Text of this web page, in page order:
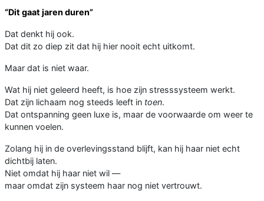
“Dit gaat jaren duren”
Dat denkt hij ook.
Dat dit zo diep zit dat hij hier nooit echt uitkomt.
Maar dat is niet waar.
Wat hij niet geleerd heeft, is hoe zijn stresssysteem werkt.
Dat zijn lichaam nog steeds leeft in toen.
Dat ontspanning geen luxe is, maar de voorwaarde om weer te
kunnen voelen.
Zolang hij in de overlevingsstand blijft, kan hij haar niet echt
dichtbij laten.
Niet omdat hij haar niet wil —
maar omdat zijn systeem haar nog niet vertrouwt.